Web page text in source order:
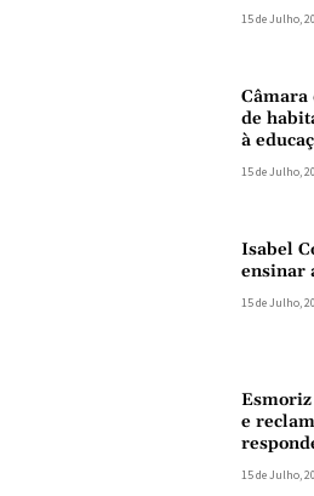
15 de Julho,
Câmara
de
à
15 de Julho,
Isabel
ensinar
15 de Julho,
Esmoriz
e
15 de Julho,